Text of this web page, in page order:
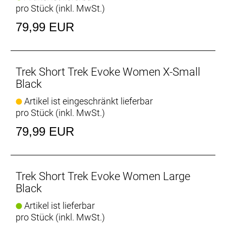
Doppelseitige Verstellung
Der verstellbare Klettverschluss an beiden Seiten
Herausnehmbare Innenhose
Ganztageskomfort auf und abseits des Bikes.
Sichere Aufbewahrung
Eine hintere Tasche mit Reißverschluss bewahrt
Volle Bewegungsfreiheit
sich bei jedem Tritt in die Pedale mit und sorgen für
kühle, unbeschwerte Abenteuer.
pro Stück (inkl. MwSt.)
79,99 EUR
Trek Short Trek Evoke Women X-Small
Black
Artikel ist eingeschränkt lieferbar
pro Stück (inkl. MwSt.)
79,99 EUR
Trek Short Trek Evoke Women Large
Black
Artikel ist lieferbar
pro Stück (inkl. MwSt.)